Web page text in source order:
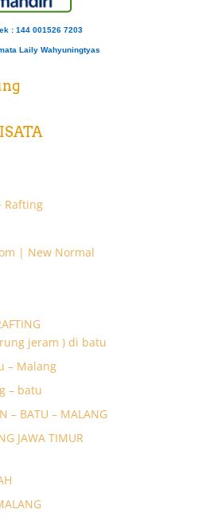
: 144 001526 7203
Laily Wahyuningtyas
Rafting
| New Normal
jeram ) di batu
– Malang
– batu
– BATU – MALANG
JAWA TIMUR